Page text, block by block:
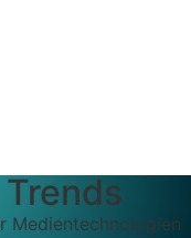
Medientechnologien